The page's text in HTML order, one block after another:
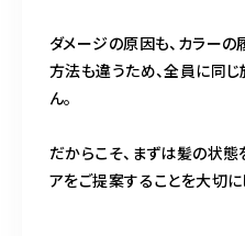
ダメージの原因も、カラー
方法も違うため、全員に同
ん。
だからこそ、まずは髪の状
アをご提案することを大切に